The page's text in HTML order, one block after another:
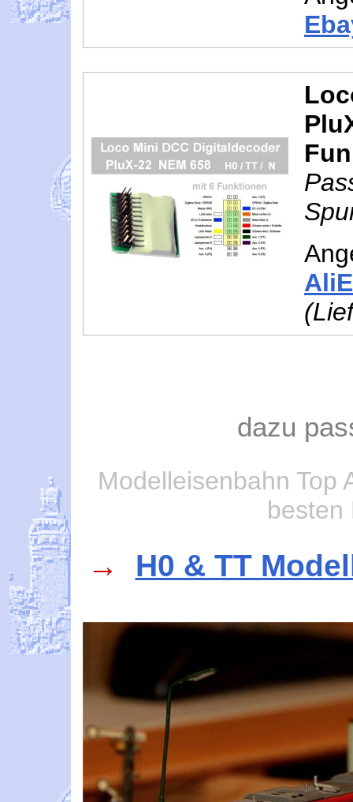
dazu
Modelleisenbahn Top
besten
→ H0 & TT